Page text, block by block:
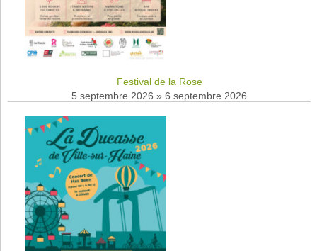
Festival de la Rose
5 septembre 2026 » 6 septembre 2026